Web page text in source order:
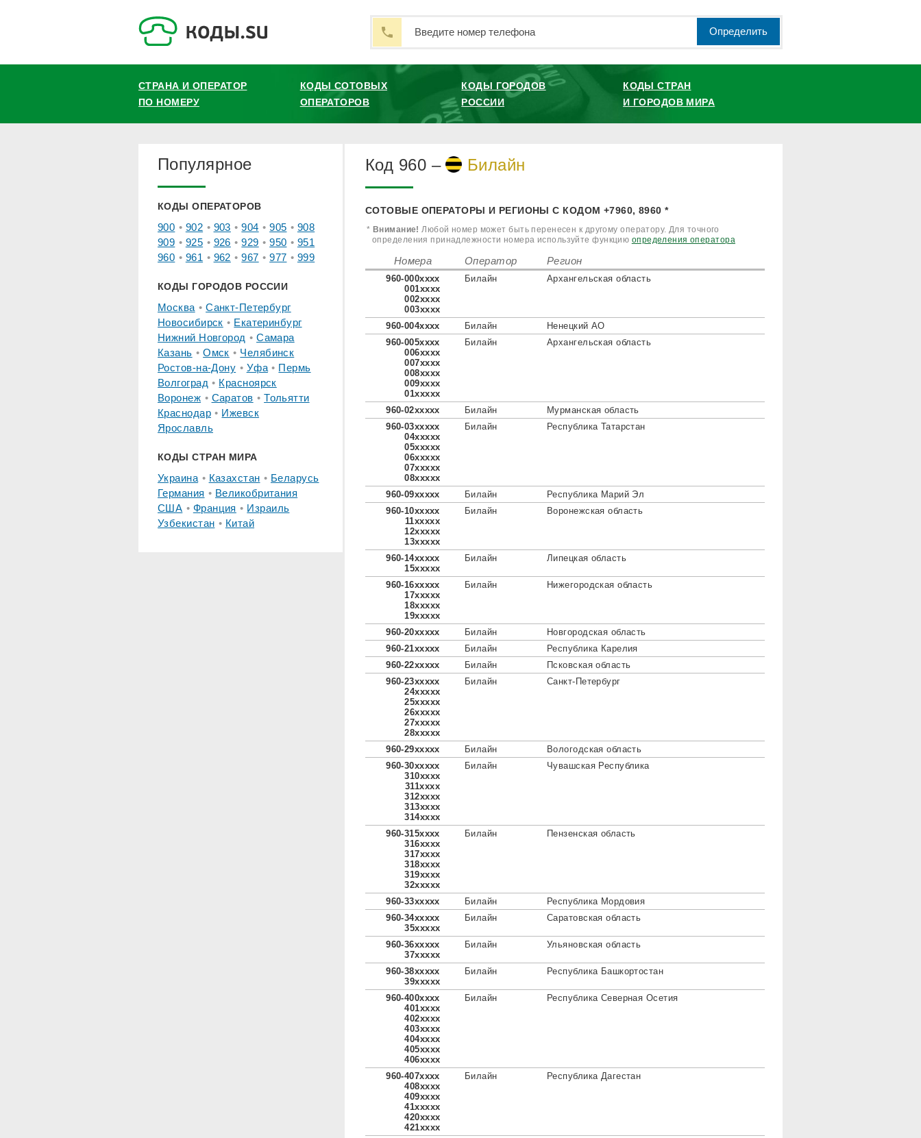
Определить
СТРАНА И ОПЕРАТОР
ПО НОМЕРУ
КОДЫ СОТОВЫХ
ОПЕРАТОРОВ
КОДЫ ГОРОДОВ
РОССИИ
КОДЫ СТРАН
И ГОРОДОВ МИРА
Код 960 – Билайн
СОТОВЫЕ ОПЕРАТОРЫ И РЕГИОНЫ С КОДОМ +7960, 8960 *
* Внимание! Любой номер может быть перенесен к другому оператору. Для точного
определения принадлежности номера используйте функцию определения оператора
Номера Оператор Регион
960-000xxxx
001xxxx
002xxxx
003xxxx
Билайн Архангельская область
960-004xxxx Билайн
Ненецкий АО
960-005xxxx
006xxxx
007xxxx
008xxxx
009xxxx
01xxxxx
Билайн Архангельская область
960-02xxxxx Билайн
Мурманская область
960-03xxxxx
04xxxxx
05xxxxx
06xxxxx
07xxxxx
08xxxxx
Билайн Республика Татарстан
960-09xxxxx Билайн
Республика Марий Эл
960-10xxxxx
11xxxxx
12xxxxx
13xxxxx
Билайн Воронежская область
960-14xxxxx
15xxxxx
Билайн Липецкая область
960-16xxxxx
17xxxxx
18xxxxx
19xxxxx
Билайн Нижегородская область
960-20xxxxx Билайн
Новгородская область
960-21xxxxx
Билайн
Республика Карелия
960-22xxxxx
Билайн
Псковская область
960-23xxxxx
24xxxxx
25xxxxx
26xxxxx
27xxxxx
28xxxxx
Билайн Санкт-Петербург
960-29xxxxx Билайн
Вологодская область
960-30xxxxx
310xxxx
311xxxx
312xxxx
313xxxx
314xxxx
Билайн Чувашская Республика
960-315xxxx
316xxxx
317xxxx
318xxxx
319xxxx
32xxxxx
Билайн Пензенская область
960-33xxxxx Билайн
Республика Мордовия
960-34xxxxx
35xxxxx
Билайн Саратовская область
960-36xxxxx
37xxxxx
Билайн Ульяновская область
960-38xxxxx
39xxxxx
Билайн Республика Башкортостан
960-400xxxx
401xxxx
402xxxx
403xxxx
404xxxx
405xxxx
406xxxx
Билайн Республика Северная Осетия
960-407xxxx
408xxxx
409xxxx
41xxxxx
420xxxx
421xxxx
Билайн Республика Дагестан
Популярное
КОДЫ ОПЕРАТОРОВ
900 902 903 904 905
908
909
925 926 929 950
951
960
961 962 967 977 999
КОДЫ ГОРОДОВ РОССИИ
Москва
Санкт-Петербург
Новосибирск
Екатеринбург
Нижний Новгород
Самара
Казань
Омск
Челябинск
Ростов-на-Дону
Уфа
Пермь
Волгоград
Красноярск
Воронеж
Саратов
Тольятти
Краснодар
Ижевск
Ярославль
КОДЫ СТРАН МИРА
Украина Казахстан
Беларусь
Германия
Великобритания
США
Франция
Израиль
Узбекистан
Китай